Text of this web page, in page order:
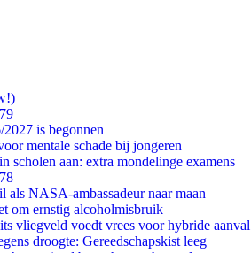
is begonnen
mentale schade bij jongeren
scholen aan: extra mondelinge examens
NASA-ambassadeur naar maan
om ernstig alcoholmisbruik
vliegveld voedt vrees voor hybride aanval
droogte: Gereedschapskist leeg